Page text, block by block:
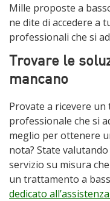
Mille proposte a
ne dite di accedere a
professionali che si
Trovare le
mancano
Provate a ricevere
professionale che si
meglio per ottenere
nota? State
servizio su misura
un trattamento a
dedicato